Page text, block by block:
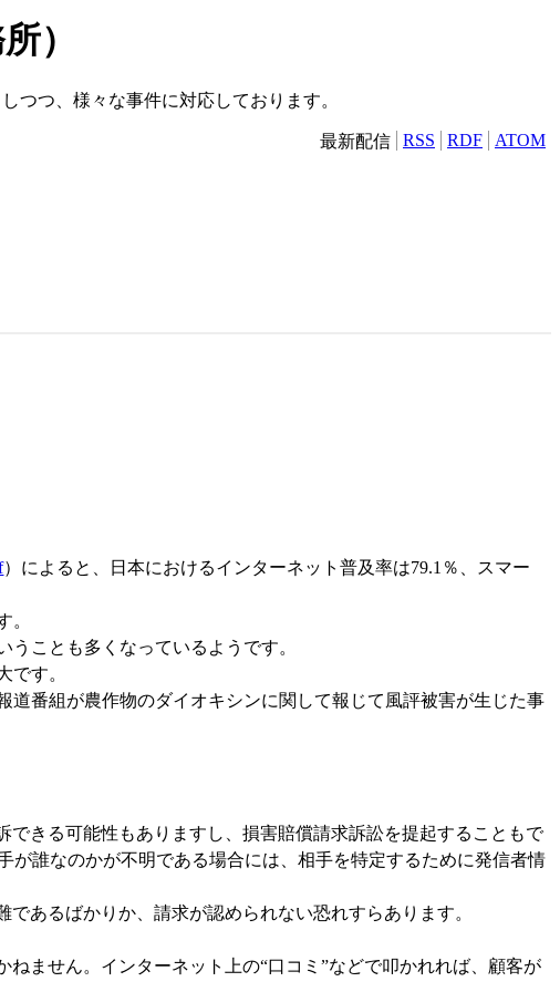
）
つつ、様々な事件に対応しております。
最新配信 RSS RDF ATOM
）によると、日本におけるインターネット普及率は79.1 ％、スマー
。
ことも多くなっているようです。
です。
番組が農作物のダイオキシンに関して報じて風評被害が生じた事
きる可能性もありますし、損害賠償請求訴訟を提起することもで
誰なのかが不明である場合には、相手を特定するために発信者情
るばかりか、請求が認められない恐れすらあります。
せん。インターネット上の“口コミ”などで叩かれれば、顧客が